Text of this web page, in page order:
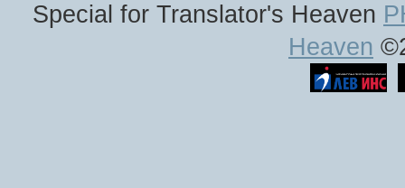
Special for Translator's Heaven
Heaven